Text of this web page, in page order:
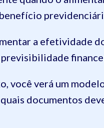
a efetividade
você verá um
documentos